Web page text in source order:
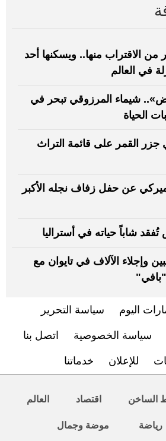
من الاقتراب منها.. ويسكنها أحد
في العالم
شيماء المرزوقي تبحر في
الحياة
جزر القمر على قائمة التراث
عن حفل زفاف نجله الأكبر
شاباً حياته في أستراليا
وإجلاء الآلاف في تايوان مع
"بافي"
اليوم سياسة التحرير
سياسة الخصوصية اتصل بنا
للإعلان خدماتنا
الساخن اقتصاد العالم
رياضة موضة وجمال